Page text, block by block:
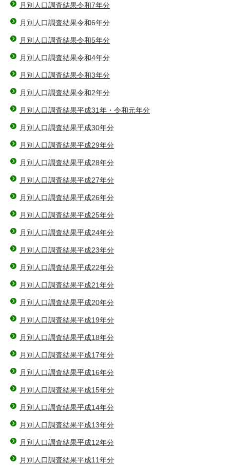
月別人口調査結果令和7年分
月別人口調査結果令和6年分
月別人口調査結果令和5年分
月別人口調査結果令和4年分
月別人口調査結果令和3年分
月別人口調査結果令和2年分
月別人口調査結果平成31年・令和元年分
月別人口調査結果平成30年分
月別人口調査結果平成29年分
月別人口調査結果平成28年分
月別人口調査結果平成27年分
月別人口調査結果平成26年分
月別人口調査結果平成25年分
月別人口調査結果平成24年分
月別人口調査結果平成23年分
月別人口調査結果平成22年分
月別人口調査結果平成21年分
月別人口調査結果平成20年分
月別人口調査結果平成19年分
月別人口調査結果平成18年分
月別人口調査結果平成17年分
月別人口調査結果平成16年分
月別人口調査結果平成15年分
月別人口調査結果平成14年分
月別人口調査結果平成13年分
月別人口調査結果平成12年分
月別人口調査結果平成11年分